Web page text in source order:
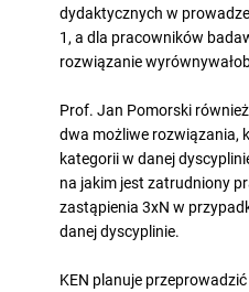
dydaktycznych w
1, a dla pracowników
rozwiązanie
Prof. Jan Pomorski
dwa możliwe rozwiązania,
kategorii w danej
na jakim jest zatrudniony
zastąpienia 3xN w
danej dyscyplinie.
KEN planuje